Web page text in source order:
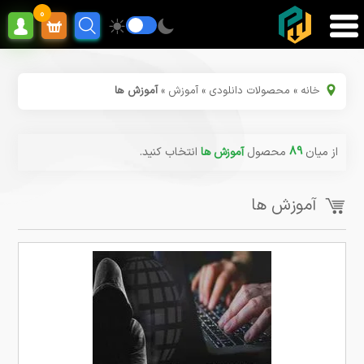
0
خانه » محصولات دانلودی »آموزش »آموزش ها
از میان89 محصولآموزش ها انتخاب کنید.
آموزش ها